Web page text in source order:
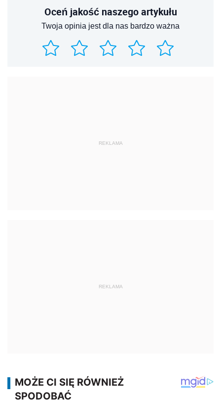
Oceń jakość naszego artykułu
Twoja opinia jest dla nas bardzo ważna
REKLAMA
REKLAMA